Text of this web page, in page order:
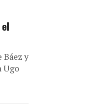
Báez y
Ugo